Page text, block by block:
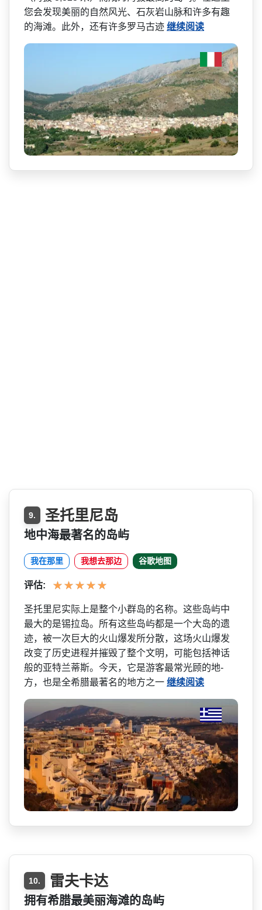
您会发现美丽的自然风光、石灰岩山脉和许多有­趣
的海滩。此外，还有许多罗马古迹 继续阅读
9. 圣托里尼岛
地中海最著名的岛屿
我在那里 我想去那边 谷歌地图
评估:
圣托里尼实际上是整个小群岛­的名称。这些岛屿中
最大的是锡拉岛。所有这些岛屿都­是一个大岛的遗
迹，被一次巨大的火山爆发所分散，这­场火山爆发
改变了历史进程并摧毁了整个文明，可能包­括神话
般的亚特兰蒂斯。今天，它是游客最常光顾的地­
方，也是全希腊最著名的地方之一 继续阅读
10. 雷夫卡达
拥有希腊最美丽海滩的岛屿